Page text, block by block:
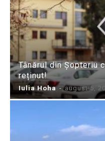
Tânărul din Șopteriu
reținut!
Iulia Hoha - august 5,